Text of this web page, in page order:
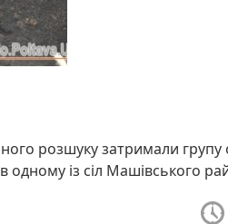
розшуку затримали
одному із сіл Машівського